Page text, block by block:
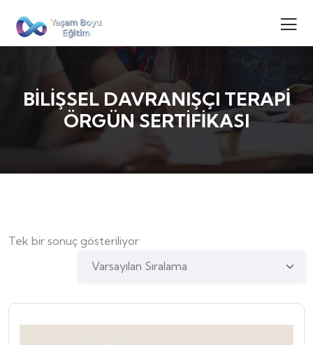
BİLİŞSEL DAVRANIŞÇI TERAPİ
ÖRGÜN SERTİFİKASI
Tek bir sonuç gösteriliyor